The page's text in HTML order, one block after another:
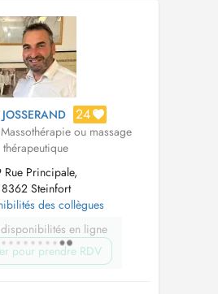
Psychology with techniques
to ...
24
Massothérapie ou massage
thérapeutique
Rue Principale,
8362 Steinfort
des collègues
en ligne
pour prendre RDV